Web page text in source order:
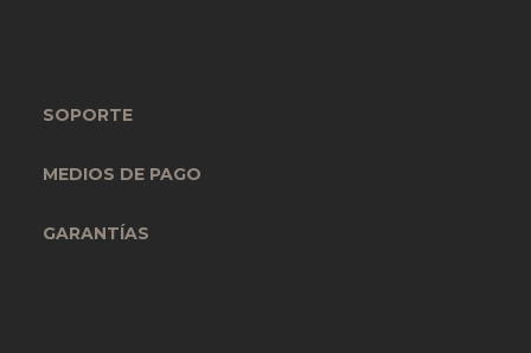
SOPORTE
MEDIOS DE PAGO
GARANTÍAS